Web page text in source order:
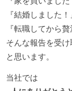
テストの実施
ほとんどのプ
施している
ほとんどの機
る
機能の実装
『結婚しました！
『転職してから
そんな報告を受
と思います。
当社では